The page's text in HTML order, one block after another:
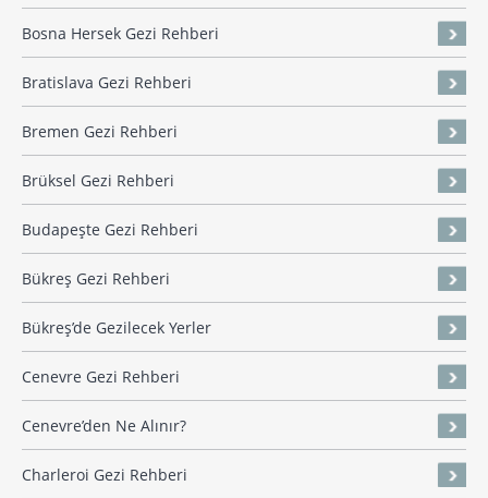
Bosna Hersek Gezi Rehberi
Bratislava Gezi Rehberi
Bremen Gezi Rehberi
Brüksel Gezi Rehberi
Budapeşte Gezi Rehberi
Bükreş Gezi Rehberi
Bükreş’de Gezilecek Yerler
Cenevre Gezi Rehberi
Cenevre’den Ne Alınır?
Charleroi Gezi Rehberi